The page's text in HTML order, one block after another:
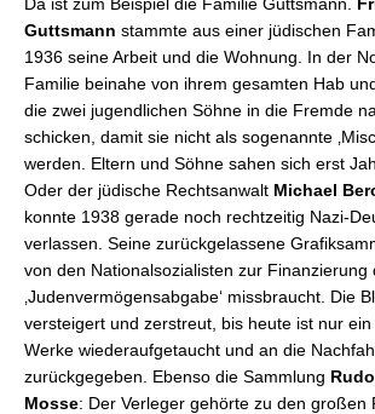
Guttsmann stammte aus einer jüdischen
1936 seine Arbeit und die Wohnung. In der
Familie beinahe von ihrem gesamten Hab
die zwei jugendlichen Söhne in die Fremde
schicken, damit sie nicht als sogenannte
werden. Eltern und Söhne sahen sich erst
Oder der jüdische Rechtsanwalt Michael
konnte 1938 gerade noch rechtzeitig Nazi-
verlassen. Seine zurückgelassene
von den Nationalsozialisten zur Finanzierung
‚Judenvermögensabgabe‘ missbraucht. Die
versteigert und zerstreut, bis heute ist nur
Werke wiederaufgetaucht und an die
zurückgegeben. Ebenso die Sammlung
Mosse: Der Verleger gehörte zu den großen